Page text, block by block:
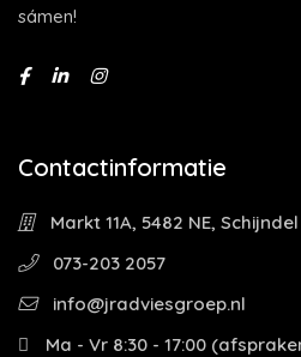
sámen!
Contactinformatie
Markt 11A, 5482 NE, Schijndel
073-203 2057
info@jradviesgroep.nl
Ma - Vr 8:30 - 17:00